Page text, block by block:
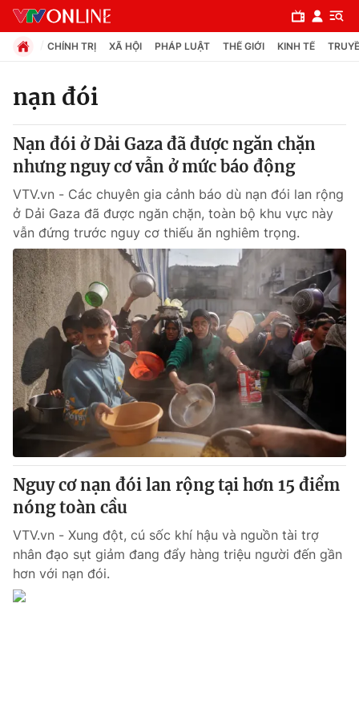
Chuyên mục
Chính trị
Xã hội
Pháp luật
Y tế
Thế giới
Tin tức
Thế giới đó đây
Câu chuyện quốc tế
Kinh tế
Tài chính
Thị trường
Góc doanh nghiệp
Dữ liệu và đời sống
Truyền hình
Phim VTV
Hậu trường
Nhân vật
Giải trí
Điện ảnh
Âm nhạc
Đời sống
CHÍNH TRỊ XÃ HỘI PHÁP LUẬT THẾ GIỚI KINH TẾ
nạn đói
Nạn đói ở Dải Gaza đã được ngăn chặn
nhưng nguy cơ vẫn ở mức báo động
VTV.vn - Các chuyên gia cảnh báo dù nạn đói lan rộng
ở Dải Gaza đã được ngăn chặn, toàn bộ khu vực này
vẫn đứng trước nguy cơ thiếu ăn nghiêm trọng.
Nguy cơ nạn đói lan rộng tại hơn 15 điểm
nóng toàn cầu
VTV.vn - Xung đột, cú sốc khí hậu và nguồn tài trợ
nhân đạo sụt giảm đang đẩy hàng triệu người đến gần
hơn với nạn đói.